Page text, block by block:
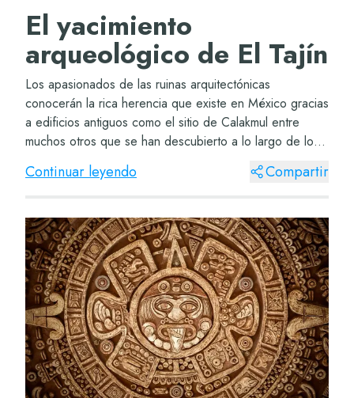
El yacimiento
arqueológico de El Tajín
Los apasionados de las ruinas arquitectónicas
conocerán la rica herencia que existe en México gracias
a edificios antiguos como el sitio de Calakmul entre
muchos otros que se han descubierto a lo largo de los
siglos. Si aún quieres conocer más sobre...
Continuar leyendo Compartir